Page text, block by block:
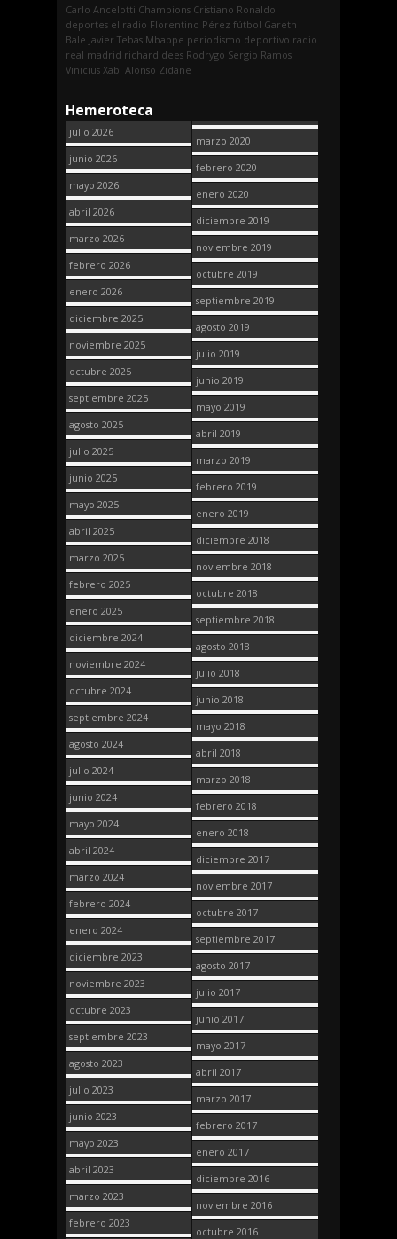
Carlo Ancelotti Champions Cristiano Ronaldo
deportes el radio Florentino Pérez fútbol Gareth
Bale Javier Tebas Mbappe periodismo deportivo radio
real madrid richard dees Rodrygo Sergio Ramos
Vinicius Xabi Alonso Zidane
Hemeroteca
julio 2026
junio 2026
mayo 2026
abril 2026
marzo 2026
febrero 2026
enero 2026
diciembre 2025
noviembre 2025
octubre 2025
septiembre 2025
agosto 2025
julio 2025
junio 2025
mayo 2025
abril 2025
marzo 2025
febrero 2025
enero 2025
diciembre 2024
noviembre 2024
octubre 2024
septiembre 2024
agosto 2024
julio 2024
junio 2024
mayo 2024
abril 2024
marzo 2024
febrero 2024
enero 2024
diciembre 2023
noviembre 2023
octubre 2023
septiembre 2023
agosto 2023
julio 2023
junio 2023
mayo 2023
abril 2023
marzo 2023
febrero 2023
marzo 2020
febrero 2020
enero 2020
diciembre 2019
noviembre 2019
octubre 2019
septiembre 2019
agosto 2019
julio 2019
junio 2019
mayo 2019
abril 2019
marzo 2019
febrero 2019
enero 2019
diciembre 2018
noviembre 2018
octubre 2018
septiembre 2018
agosto 2018
julio 2018
junio 2018
mayo 2018
abril 2018
marzo 2018
febrero 2018
enero 2018
diciembre 2017
noviembre 2017
octubre 2017
septiembre 2017
agosto 2017
julio 2017
junio 2017
mayo 2017
abril 2017
marzo 2017
febrero 2017
enero 2017
diciembre 2016
noviembre 2016
octubre 2016